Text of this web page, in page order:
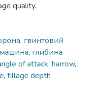
quality.
, гвинтовий
, глибина
of attack, harrow,
, tillage depth